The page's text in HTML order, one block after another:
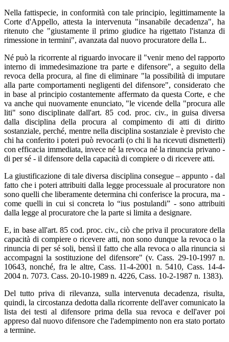
Nella fattispecie, in conformità con tale principio, legittimamente la
Corte d'Appello, attesta la intervenuta "insanabile decadenza", ha
ritenuto che "giustamente il primo giudice ha rigettato l'istanza di
rimessione in termini", avanzata dal nuovo procuratore della L.
Né può la ricorrente al riguardo invocare il "venir meno del rapporto
interno di immedesimazione tra parte e difensore", a seguito della
revoca della procura, al fine di eliminare "la possibilità di imputare
alla parte comportamenti negligenti del difensore", considerato che
in base al principio costantemente affermato da questa Corte, e che
va anche qui nuovamente enunciato, "le vicende della "procura alle
liti" sono disciplinate dall'art. 85 cod. proc. civ., in guisa diversa
dalla disciplina della procura al compimento di atti di diritto
sostanziale, perché, mentre nella disciplina sostanziale è previsto che
chi ha conferito i poteri può revocarli (o chi li ha ricevuti dismetterli)
con efficacia immediata, invece né la revoca né la rinuncia privano -
di per sé - il difensore della capacità di compiere o di ricevere atti.
La giustificazione di tale diversa disciplina consegue – appunto - dal
fatto che i poteri attribuiti dalla legge processuale al procuratore non
sono quelli che liberamente determina chi conferisce la procura, ma -
come quelli in cui si concreta lo “ius postulandi” - sono attribuiti
dalla legge al procuratore che la parte si limita a designare.
E, in base all'art. 85 cod. proc. civ., ciò che priva il procuratore della
capacità di compiere o ricevere atti, non sono dunque la revoca o la
rinuncia di per sé soli, bensì il fatto che alla revoca o alla rinuncia si
accompagni la sostituzione del difensore" (v. Cass. 29-10-1997 n.
10643, nonché, fra le altre, Cass. 11-4-2001 n. 5410, Cass. 14-4-
2004 n. 7073. Cass. 20-10-1989 n. 4226, Cass. 10-2-1987 n. 1383).
Del tutto priva di rilevanza, sulla intervenuta decadenza, risulta,
quindi, la circostanza dedotta dalla ricorrente dell'aver comunicato la
lista dei testi al difensore prima della sua revoca e dell'aver poi
appreso dal nuovo difensore che l'adempimento non era stato portato
a termine.